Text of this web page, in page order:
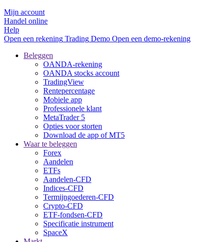
Mijn account
Handel online
Help
Open een rekening Trading Demo Open een demo-rekening
Beleggen
OANDA-rekening
OANDA stocks account
TradingView
Rentepercentage
Mobiele app
Professionele klant
MetaTrader 5
Opties voor storten
Download de app of MT5
Waar te beleggen
Forex
Aandelen
ETFs
Aandelen-CFD
Indices-CFD
Termijngoederen-CFD
Crypto-CFD
ETF-fondsen-CFD
Specificatie instrument
SpaceX